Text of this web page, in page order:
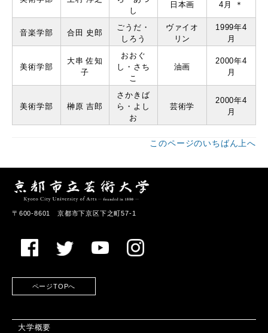
し
日本画
4月 ＊
音楽学部 合田 史郎
ごうだ・
しろう
ヴァイオ
リン
1999年4
月
美術学部
大串 佐知
子
おおぐ
し・さち
こ
油画
2000年4
月
美術学部 榊原 吉郎
さかきば
ら・よし
お
芸術学
2000年4
月
このページのいちばん上へ
〒600-8601 京都市下京区下之町57-1
ページTOPへ
大学概要